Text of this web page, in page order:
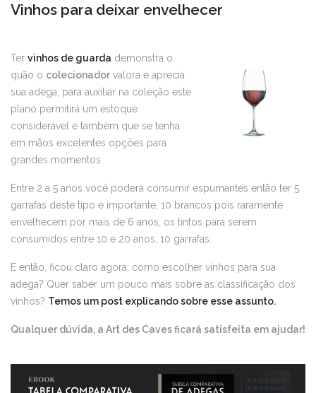
Vinhos para deixar envelhecer
Ter vinhos de guarda demonstra o
quão o colecionador valora e aprecia
sua adega, para auxiliar na coleção este
plano permitirá um estoque
considerável e também que se tenha
em mãos excelentes opções para
grandes momentos.
Entre 2 a 5 anos você poderá consumir espumantes então ter 5
garrafas deste tipo é importante, 10 brancos pois raramente
envelhecem por mais de 6 anos, os tintos para serem
consumidos entre 10 e 20 anos, 10 garrafas.
E então, ficou claro agora; como escolher vinhos para sua
adega? Quer saber um pouco mais sobre as classificação dos
vinhos? Temos um post explicando sobre esse assunto.
Qualquer dúvida, a Art des Caves ficará satisfeita em ajudar!